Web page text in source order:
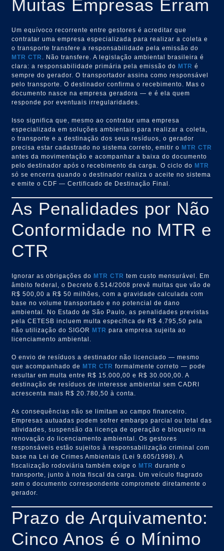
Muitas Empresas Erram
Um equívoco recorrente entre gestores é acreditar que
contratar uma empresa especializada para realizar a coleta e
o transporte transfere a responsabilidade pela emissão do
MTR CTR
. Não transfere. A legislação ambiental brasileira é
clara: a responsabilidade primária pela emissão do MTR é
sempre do gerador. O transportador assina como responsável
pelo transporte. O destinador confirma o recebimento. Mas o
documento nasce na empresa geradora — e é ela quem
responde por eventuais irregularidades.
Isso significa que, mesmo ao contratar uma empresa
especializada em soluções ambientais para realizar a coleta,
o transporte e a destinação dos seus resíduos, o gerador
precisa estar cadastrado no sistema correto, emitir o MTR CTR
antes da movimentação e acompanhar a baixa do documento
pelo destinador após o recebimento da carga. O ciclo do MTR
só se encerra quando o destinador realiza o aceite no sistema
e emite o CDF — Certificado de Destinação Final.
As Penalidades por Não
Conformidade no MTR e
CTR
Ignorar as obrigações do MTR CTR tem custo mensurável. Em
âmbito federal, o Decreto 6.514/2008 prevê multas que vão de
R$ 500,00 a R$ 50 milhões, com a gravidade calculada com
base no volume transportado e no potencial de dano
ambiental. No Estado de São Paulo, as penalidades previstas
pela CETESB incluem multa específica de R$ 4.795,50 pela
não utilização do SIGOR MTR para empresa sujeita ao
licenciamento ambiental.
O envio de resíduos a destinador não licenciado — mesmo
que acompanhado de MTR CTR formalmente correto — pode
resultar em multa entre R$ 15.000,00 e R$ 30.000,00. A
destinação de resíduos de interesse ambiental sem CADRI
acrescenta mais R$ 20.780,50 à conta.
As consequências não se limitam ao campo financeiro.
Empresas autuadas podem sofrer embargo parcial ou total das
atividades, suspensão da licença de operação e bloqueio na
renovação do licenciamento ambiental. Os gestores
responsáveis estão sujeitos à responsabilização criminal com
base na Lei de Crimes Ambientais (Lei 9.605/1998). A
fiscalização rodoviária também exige o MTR durante o
transporte, junto à nota fiscal da carga. Um veículo flagrado
sem o documento correspondente compromete diretamente o
gerador.
Prazo de Arquivamento:
Cinco Anos é o Mínimo